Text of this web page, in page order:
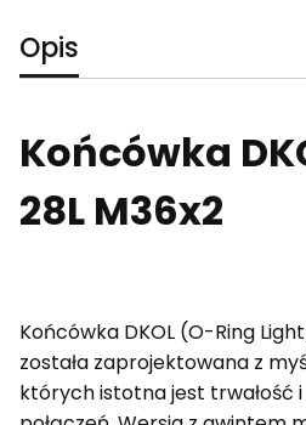
Opis
Końcówka
28L M36x2
Końcówka DKOL (O-Ring
została zaprojektowana z
których istotna jest trwałość